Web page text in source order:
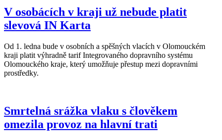
V osobácích v kraji už nebude platit
slevová IN Karta
Od 1. ledna bude v osobních a spěšných vlacích v Olomouckém
kraji platit výhradně tarif Integrovaného dopravního systému
Olomouckého kraje, který umožňuje přestup mezi dopravními
prostředky.
Smrtelná srážka vlaku s člověkem
omezila provoz na hlavní trati